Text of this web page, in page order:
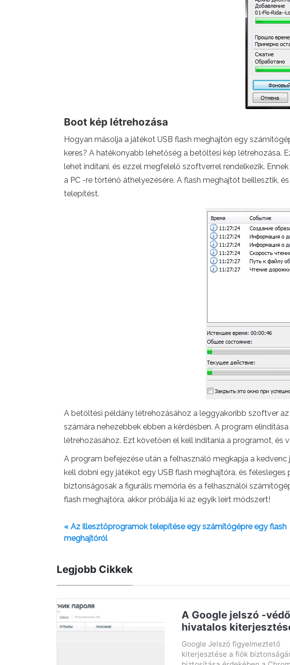
Boot kép létrehozása
Hogyan másolja a játékot USB flash meghajtón egy
keres? A hatékonyabb lehetőség a betöltési kép létrehozása.
lehet indítani, és ezzel megfelelő szoftverrel rendelkezik.
a PC -re történő áthelyezésére. A flash meghajtót beillesztik,
telepítést.
A betöltési példány létrehozásához a leggyakoribb szoftver
számára nehezebbek ebben a kérdésben. A program
létrehozásához. Ezt követően el kell indítania a programot, és
A program befejezése után a felhasználó megkapja a
kell dobni egy játékot egy USB flash meghajtóra, és
biztonságosak a figurális memória és a felhasználói
flash meghajtóra, akkor próbálja ki az egyik leírt módszert!
« Az illesztőprogramok telepítése egy számítógépre egy flash
meghajtóról
Legjobb Cikkek
A Google jelszó -védő
hivatalos
Google Jelszó figyelmeztető
kiterjesztése a fiók